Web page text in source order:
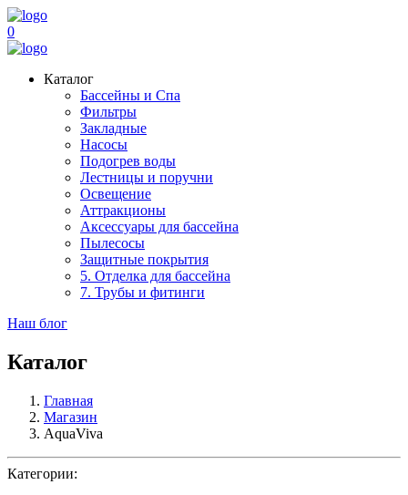
0
Каталог
Бассейны и Спа
Фильтры
Закладные
Насосы
Подогрев воды
Лестницы и поручни
Освещение
Аттракционы
Аксессуары для бассейна
Пылесосы
Защитные покрытия
5. Отделка для бассейна
7. Трубы и фитинги
Наш блог
Каталог
Главная
Магазин
AquaViva
Категории: